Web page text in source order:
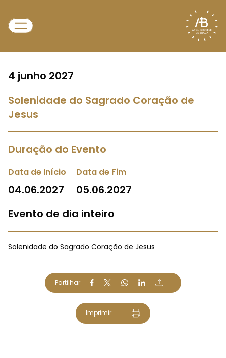
4 junho 2027
Solenidade do Sagrado Coração de
Jesus
Duração do Evento
Data de Início
04.06.2027
Data de Fim
05.06.2027
Evento de dia inteiro
Solenidade do Sagrado Coração de Jesus
Partilhar
Imprimir